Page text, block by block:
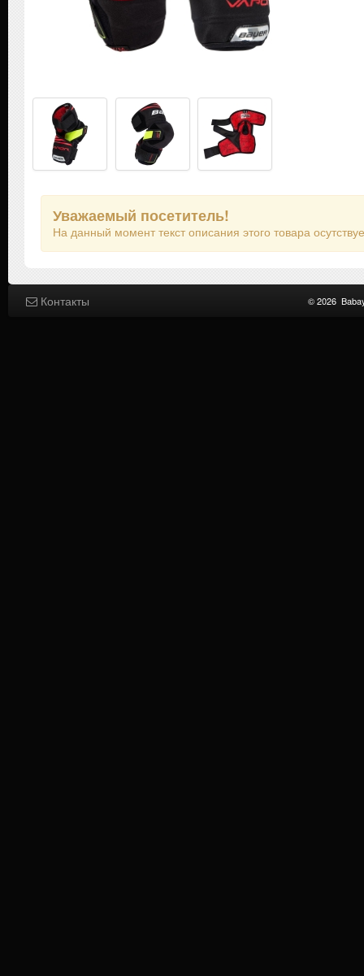
Уважаемый посетитель!
На данный момент текст описания этого товара
Контакты © 2026